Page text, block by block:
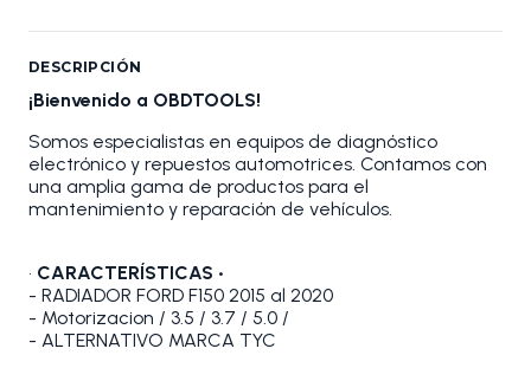
DESCRIPCIÓN
¡Bienvenido a OBDTOOLS!
Somos especialistas en equipos de diagnóstico
electrónico y repuestos automotrices. Contamos con
una amplia gama de productos para el
mantenimiento y reparación de vehículos.
• CARACTERÍSTICAS •
- RADIADOR FORD F150 2015 al 2020
- Motorizacion / 3.5 / 3.7 / 5.0 /
- ALTERNATIVO MARCA TYC